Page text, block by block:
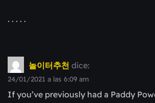
. . . . .
놀이터추천 dice:
24/01/2021 a las 6:09 am
If you’ve previously had a Paddy